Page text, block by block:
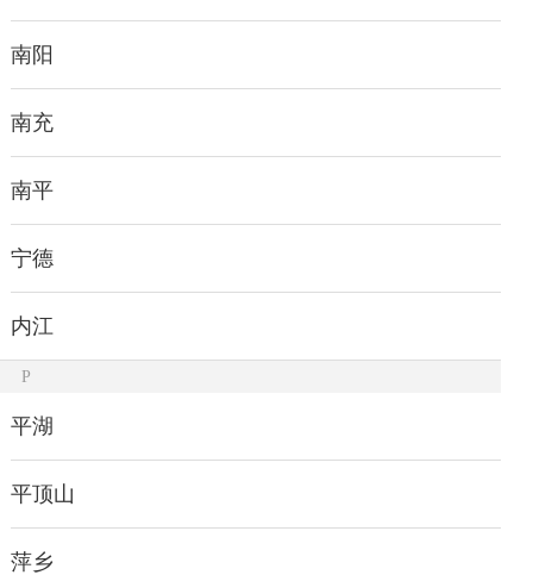
南阳
南充
南平
宁德
内江
P
平湖
平顶山
萍乡